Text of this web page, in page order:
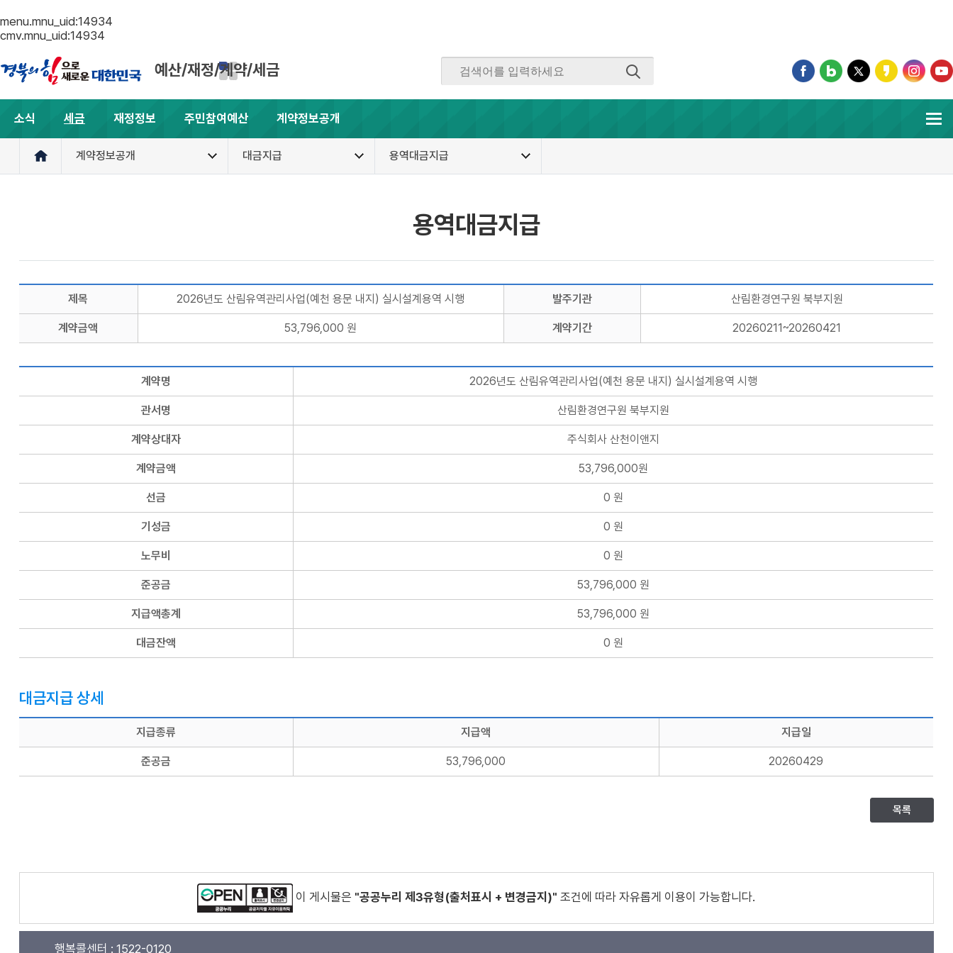
menu.mnu_uid:14934
cmv.mnu_uid:14934
예산/재정/계약/세금
소식 세금 재정정보 주민참여예산 계약정보공개
계약정보공개 대금지급 용역대금지급
용역대금지급
제목 2026년도 산림유역관리사업(예천 용문 내지) 실시설계용역 시행 발주기관 산림환경연구원 북부지원
계약금액 53,796,000 원 계약기간 20260211~20260421
계약명 2026년도 산림유역관리사업(예천 용문 내지) 실시설계용역 시행
관서명 산림환경연구원 북부지원
계약상대자 주식회사 산천이앤지
계약금액 53,796,000원
선금 0 원
기성금 0 원
노무비 0 원
준공금 53,796,000 원
지급액총계 53,796,000 원
대금잔액 0 원
대금지급 상세
지급종류 지급액 지급일
준공금 53,796,000 20260429
목록
이 게시물은 "공공누리 제3유형(출처표시 + 변경금지)" 조건에 따라 자유롭게 이용이 가능합니다.
행복콜센터 : 1522-0120